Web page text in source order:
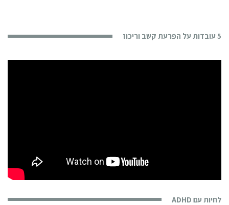
5 עובדות על הפרעת קשב וריכוז
לחיות עם ADHD